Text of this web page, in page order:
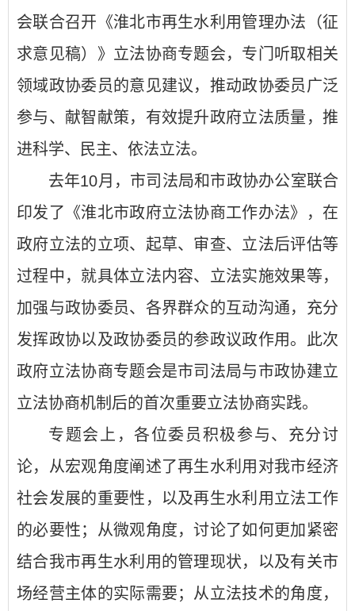
会联合召开《淮北市再生水利用管理办法（征
求意见稿）》立法协商专题会，专门听取相关
领域政协委员的意见建议，推动政协委员广泛
参与、献智献策，有效提升政府立法质量，推
进科学、民主、依法立法。
去年10月，市司法局和市政协办公室联合
印发了《淮北市政府立法协商工作办法》，在
政府立法的立项、起草、审查、立法后评估等
过程中，就具体立法内容、立法实施效果等，
加强与政协委员、各界群众的互动沟通，充分
发挥政协以及政协委员的参政议政作用。此次
政府立法协商专题会是市司法局与市政协建立
立法协商机制后的首次重要立法协商实践。
专题会上，各位委员积极参与、充分讨
论，从宏观角度阐述了再生水利用对我市经济
社会发展的重要性，以及再生水利用立法工作
的必要性；从微观角度，讨论了如何更加紧密
结合我市再生水利用的管理现状，以及有关市
场经营主体的实际需要；从立法技术的角度，